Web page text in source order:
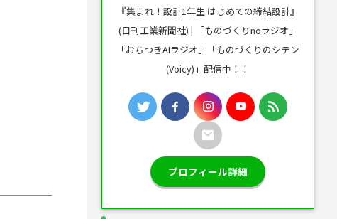
『集まれ！設計1年生 はじめての締結設計』
(日刊工業新聞社) | 「ものづくりnoラジオ」
「おちつきAIラジオ」「ものづくりのシテン
(Voicy)」配信中！！
プロフィール詳細